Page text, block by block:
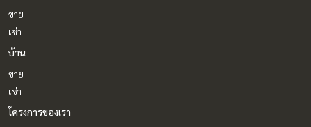
#themonument #thonglor #ทองหล่อ #ultimateluxury #lux
ขาย
เช่า
บ้าน
ขาย
เช่า
โครงการของเรา